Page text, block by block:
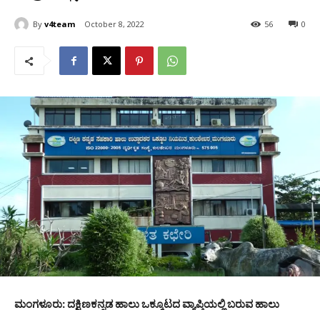
By v4team October 8, 2022 0
56
ಮಂಗಳೂರು: ದಕ್ಷಿಣಕನ್ನಡ ಹಾಲು ಒಕ್ಕೂಟದ ವ್ಯಾಪ್ತಿಯಲ್ಲಿ ಬರುವ ಹಾಲು